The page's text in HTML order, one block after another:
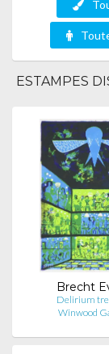
ESTAMPES
Brecht
Delirium
Winwood